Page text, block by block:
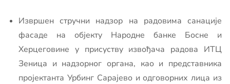
Извршен стручни надзор на радовима санације
фасаде на објекту Народне банке Босне и
Херцеговине у присуству извођача радова ИТЦ
Зеница и надзорног органа, као и представника
пројектанта Урбинг Сарајево и одговорних лица из